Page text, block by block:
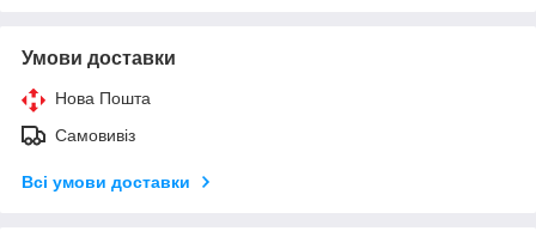
Умови доставки
Нова Пошта
Самовивіз
Всі умови доставки